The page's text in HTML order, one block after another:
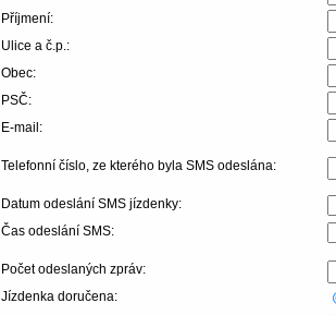
Příjmení:
Ulice a č.p.:
Obec:
PSČ:
E-mail:
Telefonní číslo, ze kterého byla SMS odeslána:
Datum odeslání SMS jízdenky:
Čas odeslání SMS:
Počet odeslaných zpráv:
Jízdenka doručena: